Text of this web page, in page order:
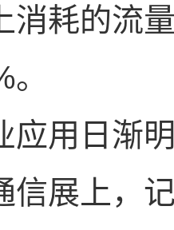
消耗的流
用日渐
上，记